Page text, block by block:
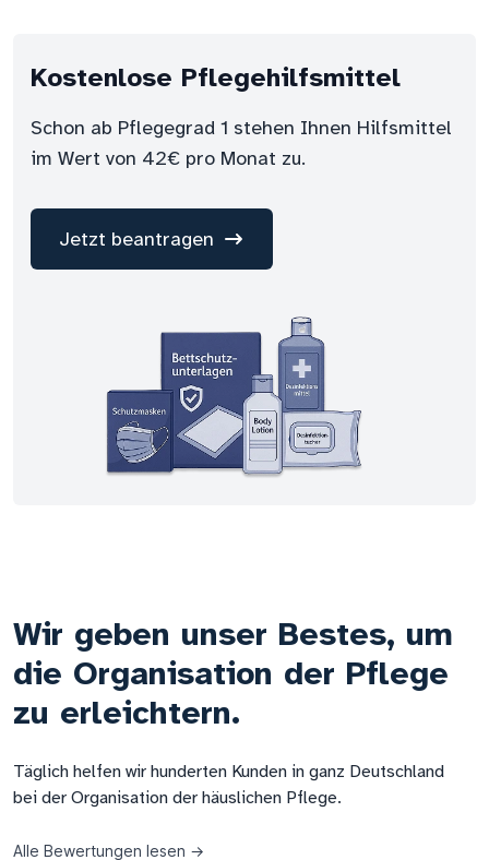
Kostenlose Pflegehilfsmittel
Schon ab Pflegegrad 1 stehen Ihnen Hilfsmittel
im Wert von 42€ pro Monat zu.
Jetzt beantragen
Wir geben unser Bestes, um
die Organisation der Pflege
zu erleichtern.
Täglich helfen wir hunderten Kunden in ganz Deutschland
bei der Organisation der häuslichen Pflege.
Alle Bewertungen lesen →